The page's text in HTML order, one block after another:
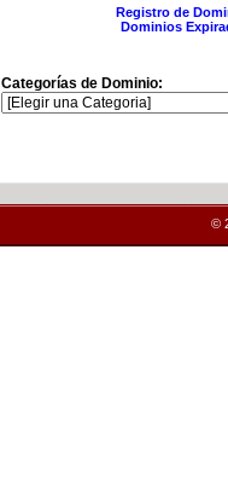
Registro de
Dominios
Categorías de Dominio:
©